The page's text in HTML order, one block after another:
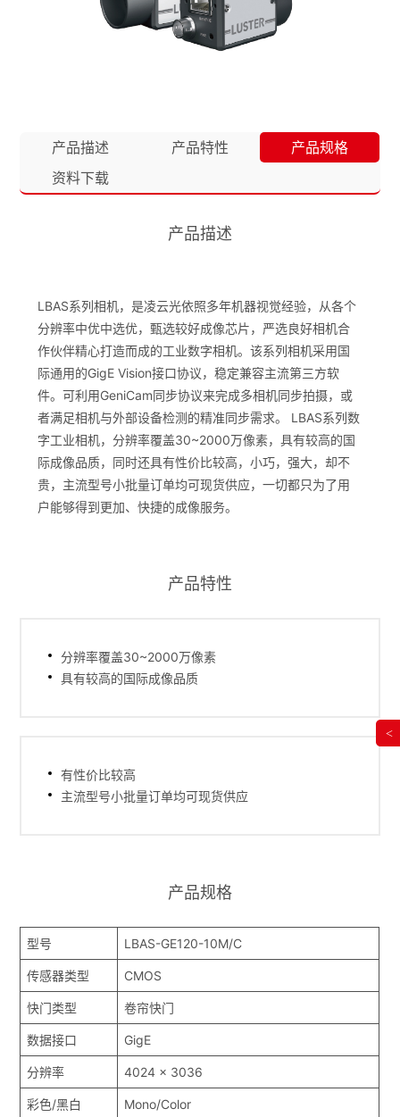
产品描述 产品特性
产品规格
资料下载
产品描述
LBAS系列相机，是凌云光依照多年机器视觉经验，从各个
分辨率中优中选优，甄选较好成像芯片，严选良好相机合
作伙伴精心打造而成的工业数字相机。该系列相机采用国
际通用的GigE Vision接口协议，稳定兼容主流第三方软
件。可利用GeniCam同步协议来完成多相机同步拍摄，或
者满足相机与外部设备检测的精准同步需求。 LBAS系列数
字工业相机，分辨率覆盖30~2000万像素，具有较高的国
际成像品质，同时还具有性价比较高，小巧，强大，却不
贵，主流型号小批量订单均可现货供应，一切都只为了用
户能够得到更加、快捷的成像服务。
产品特性
分辨率覆盖30~2000万像素
具有较高的国际成像品质
有性价比较高
主流型号小批量订单均可现货供应
产品规格
型号 LBAS-GE120-10M/C
传感器类型 CMOS
快门类型 卷帘快门
数据接口 GigE
分辨率 4024 x 3036
彩色/黑白 Mono/Color
<